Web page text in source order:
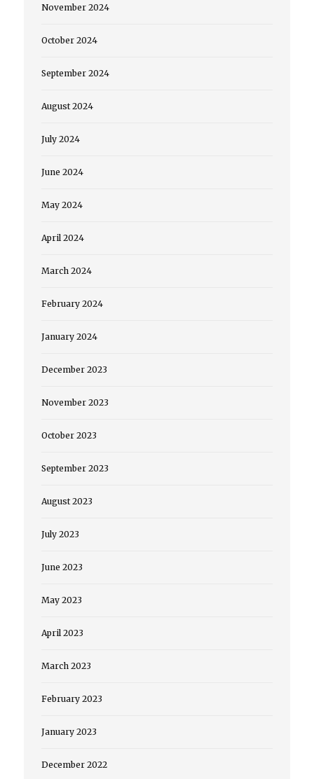
November 2024
October 2024
September 2024
August 2024
July 2024
June 2024
May 2024
April 2024
March 2024
February 2024
January 2024
December 2023
November 2023
October 2023
September 2023
August 2023
July 2023
June 2023
May 2023
April 2023
March 2023
February 2023
January 2023
December 2022